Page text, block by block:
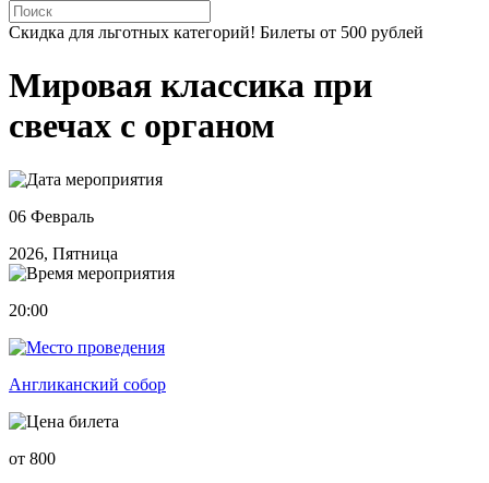
Скидка для льготных категорий! Билеты от 500 рублей
Мировая классика при
свечах с органом
06 Февраль
2026, Пятница
20:00
Англиканский собор
от 800